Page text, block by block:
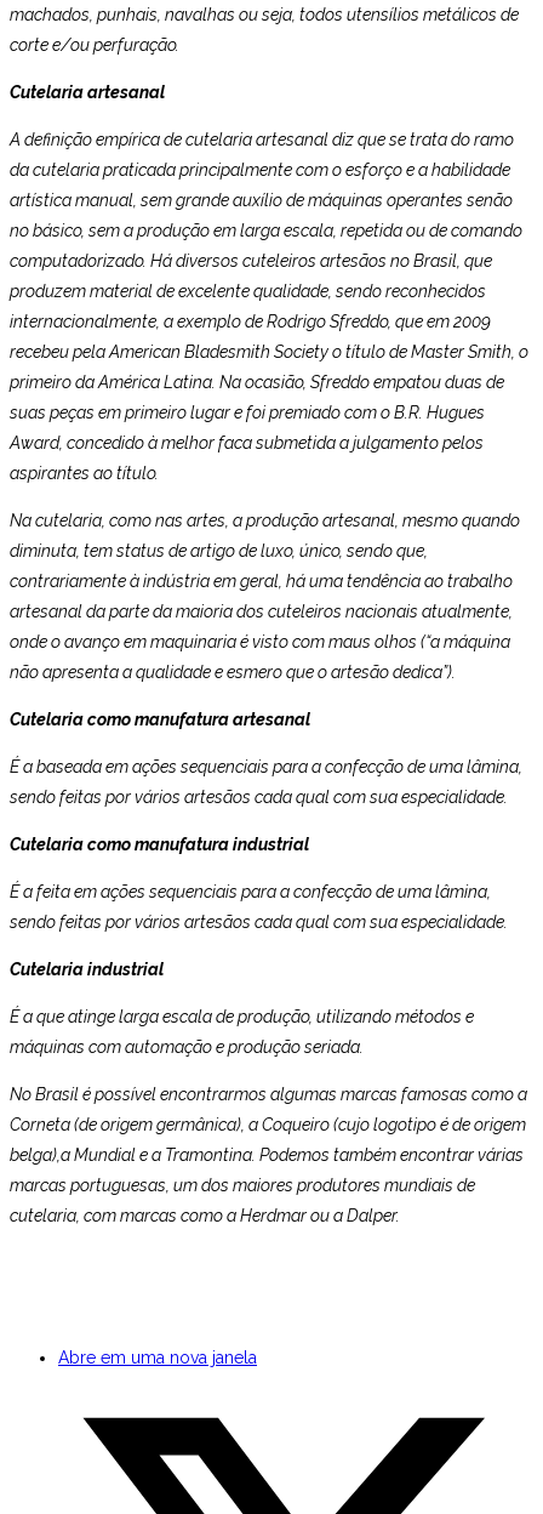
machados, punhais, navalhas ou seja, todos utensílios metálicos de
corte e/ou perfuração.
Cutelaria artesanal
A definição empírica de cutelaria artesanal diz que se trata do ramo
da cutelaria praticada principalmente com o esforço e a habilidade
artística manual, sem grande auxílio de máquinas operantes senão
no básico, sem a produção em larga escala, repetida ou de comando
computadorizado. Há diversos cuteleiros artesãos no Brasil, que
produzem material de excelente qualidade, sendo reconhecidos
internacionalmente, a exemplo de Rodrigo Sfreddo, que em 2009
recebeu pela American Bladesmith Society o título de Master Smith, o
primeiro da América Latina. Na ocasião, Sfreddo empatou duas de
suas peças em primeiro lugar e foi premiado com o B.R. Hugues
Award, concedido à melhor faca submetida a julgamento pelos
aspirantes ao título.
Na cutelaria, como nas artes, a produção artesanal, mesmo quando
diminuta, tem status de artigo de luxo, único, sendo que,
contrariamente à indústria em geral, há uma tendência ao trabalho
artesanal da parte da maioria dos cuteleiros nacionais atualmente,
onde o avanço em maquinaria é visto com maus olhos (“a máquina
não apresenta a qualidade e esmero que o artesão dedica”).
Cutelaria como manufatura artesanal
É a baseada em ações sequenciais para a confecção de uma lâmina,
sendo feitas por vários artesãos cada qual com sua especialidade.
Cutelaria como manufatura industrial
É a feita em ações sequenciais para a confecção de uma lâmina,
sendo feitas por vários artesãos cada qual com sua especialidade.
Cutelaria industrial
É a que atinge larga escala de produção, utilizando métodos e
máquinas com automação e produção seriada.
No Brasil é possível encontrarmos algumas marcas famosas como a
Corneta (de origem germânica), a Coqueiro (cujo logotipo é de origem
belga),a Mundial e a Tramontina. Podemos também encontrar várias
marcas portuguesas, um dos maiores produtores mundiais de
cutelaria, com marcas como a Herdmar ou a Dalper.
Abre em uma nova janela